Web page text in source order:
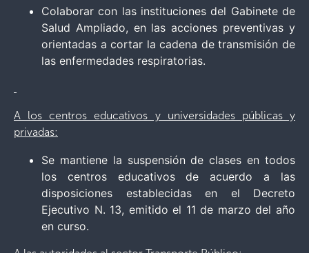
Colaborar con las instituciones del Gabinete de
Salud Ampliado, en las acciones preventivas y
orientadas a cortar la cadena de transmisión de
las enfermedades respiratorias.
A los centros educativos y universidades públicas y
privadas:
Se mantiene la suspensión de clases en todos
los centros educativos de acuerdo a las
disposiciones establecidas en el Decreto
Ejecutivo N. 13, emitido el 11 de marzo del año
en curso.